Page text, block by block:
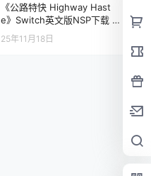
《公路特快 Highway Hast
e》Switch英文版NSP下载 –
含1.2补丁
25年11月18日